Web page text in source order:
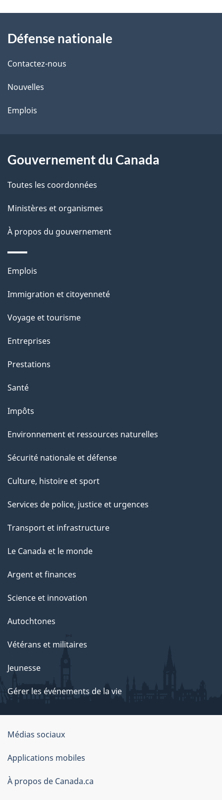
d
e
p
a
e
o
n
M
e
propos
de
ce
site
Défense nationale
Contactez-nous
Nouvelles
Emplois
Gouvernement du Canada
Toutes les coordonnées
Ministères et organismes
À propos du gouvernement
Thèmes
sujets
Emplois
Immigration et citoyenneté
Voyage et tourisme
Entreprises
Prestations
Santé
Impôts
Environnement et ressources naturelles
Sécurité nationale et défense
Culture, histoire et sport
Services de police, justice et urgences
Transport et infrastructure
Le Canada et le monde
Argent et finances
Science et innovation
Autochtones
Vétérans et militaires
Jeunesse
Gérer les événements de la vie
Organisation
du
gouvernement
du
Médias sociaux
Applications mobiles
À propos de Canada.ca